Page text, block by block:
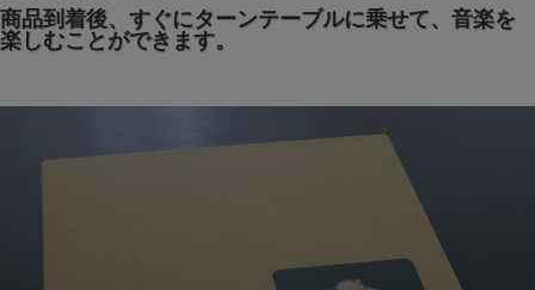
商品到着後、すぐにターンテーブルに乗せて、音楽を
楽しむことができます。